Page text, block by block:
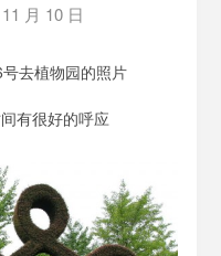
月 10 日
泡
去植物园的照片
有很好的呼应